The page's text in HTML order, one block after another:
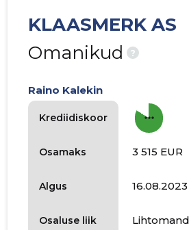
KLAASMERK AS
Omanikud
?
Krediidiskoor
Osamaks
Algus
Osaluse liik
Raino Kalekin
more_horiz
3 515 EUR
16.08.2023
Lihtomand